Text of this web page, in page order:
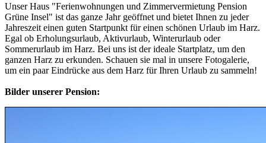
Unser Haus "Ferienwohnungen und Zimmervermietung Pension
Grüne Insel" ist das ganze Jahr geöffnet und bietet Ihnen zu jeder
Jahreszeit einen guten Startpunkt für einen schönen Urlaub im Harz.
Egal ob Erholungsurlaub, Aktivurlaub, Winterurlaub oder
Sommerurlaub im Harz. Bei uns ist der ideale Startplatz, um den
ganzen Harz zu erkunden. Schauen sie mal in unsere Fotogalerie,
um ein paar Eindrücke aus dem Harz für Ihren Urlaub zu sammeln!
Bilder unserer Pension: